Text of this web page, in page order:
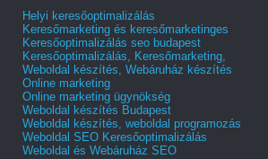
Helyi keresőoptimalizálás
Keresőmarketing és keresőmarketinges
Keresőoptimalizálás seo budapest
Keresőoptimalizálás, Keresőmarketing,
Weboldal készítés, Webáruház készítés
Online marketing
Online marketing ügynökség
Weboldal készítés Budapest
Weboldal készítés, weboldal programozás
Weboldal SEO Keresőoptimalizálás
Weboldal és Webáruház SEO